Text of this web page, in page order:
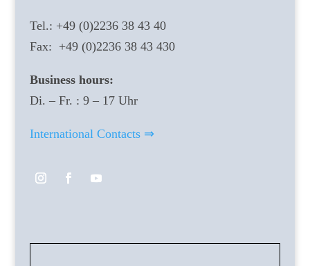
Tel.: +49 (0)2236 38 43 40
Fax: +49 (0)2236 38 43 430
Business hours:
Di. – Fr. : 9 – 17 Uhr
International Contacts ⇒